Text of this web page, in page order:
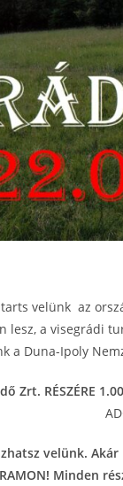
velünk az
a visegrádi
a Duna-Ipoly
Zrt. RÉSZÉRE
velünk. Akár